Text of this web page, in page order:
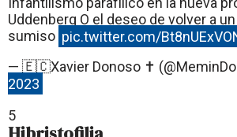
Uddenberg O el deseo de volver a
sumiso pic.twitter.com/
— 🇪🇨Xavier Donoso ✝️
2023
5